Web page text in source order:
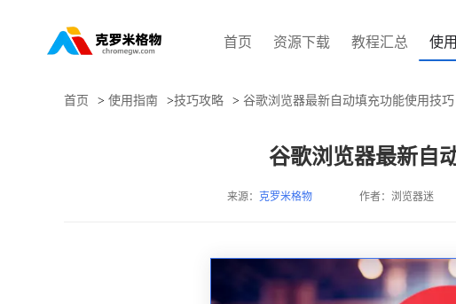
首页 资源下载 教程汇总 使
首页 > 使用指南 >技巧攻略 > 谷歌浏览器最新自动填充功能使用技巧
谷歌浏览器最新自
来源： 克罗米格物 作者：浏览器迷